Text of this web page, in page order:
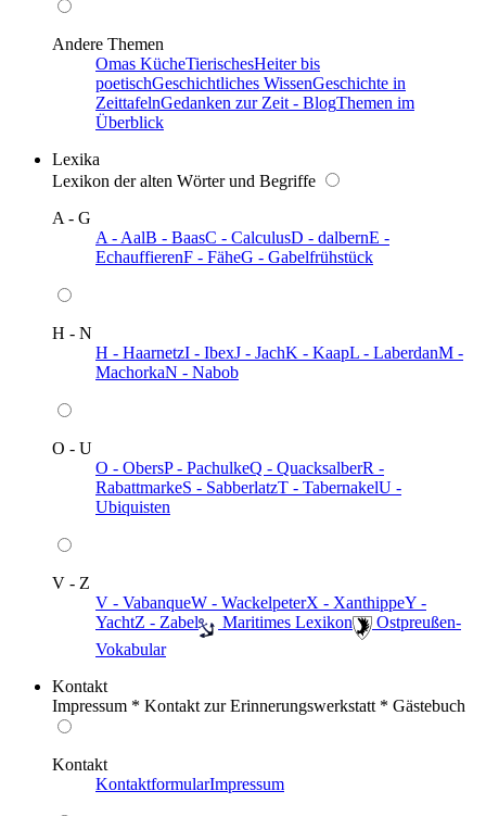
Andere Themen
Omas KücheTierischesHeiter bis
poetischGeschichtliches WissenGeschichte in
ZeittafelnGedanken zur Zeit - BlogThemen im
Überblick
Lexika
Lexikon der alten Wörter und Begriffe
A - G
A - AalB - BaasC - CalculusD - dalbernE -
EchauffierenF - FäheG - Gabelfrühstück
H - N
H - HaarnetzI - IbexJ - JachK - KaapL - LaberdanM -
MachorkaN - Nabob
O - U
O - ObersP - PachulkeQ - QuacksalberR -
RabattmarkeS - SabberlatzT - TabernakelU -
Ubiquisten
V - Z
V - VabanqueW - WackelpeterX - XanthippeY -
YachtZ - Zabel ️ Maritimes Lexikon
️ Ostpreußen-
Vokabular
Kontakt
Impressum * Kontakt zur Erinnerungswerkstatt * Gästebuch
Kontakt
KontaktformularImpressum